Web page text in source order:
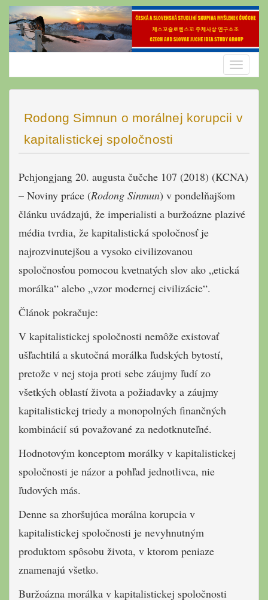
Skip
content
Toggle
Rodong Simnun o morálnej korupcii v
kapitalistickej spoločnosti
Pchjongjang 20. augusta čučche 107 (2018) (KCNA)
– Noviny práce (Rodong Sinmun) v pondelňajšom
článku uvádzajú, že imperialisti a buržoázne plazivé
média tvrdia, že kapitalistická spoločnosť je
najrozvinutejšou a vysoko civilizovanou
spoločnosťou pomocou kvetnatých slov ako „etická
morálka“ alebo „vzor modernej civilizácie“.
Článok pokračuje:
V kapitalistickej spoločnosti nemôže existovať
ušľachtilá a skutočná morálka ľudských bytostí,
pretože v nej stoja proti sebe záujmy ľudí zo
všetkých oblastí života a požiadavky a záujmy
kapitalistickej triedy a monopolných finančných
kombinácií sú považované za nedotknuteľné.
Hodnotovým konceptom morálky v kapitalistickej
spoločnosti je názor a pohľad jednotlivca, nie
ľudových más.
Denne sa zhoršujúca morálna korupcia v
kapitalistickej spoločnosti je nevyhnutným
produktom spôsobu života, v ktorom peniaze
znamenajú všetko.
Buržoázna morálka v kapitalistickej spoločnosti